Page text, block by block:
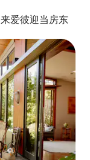
来爱彼迎当房东